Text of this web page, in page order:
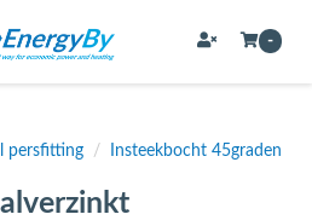
& boilervaten)
-
persfitting / Insteekbocht 45graden